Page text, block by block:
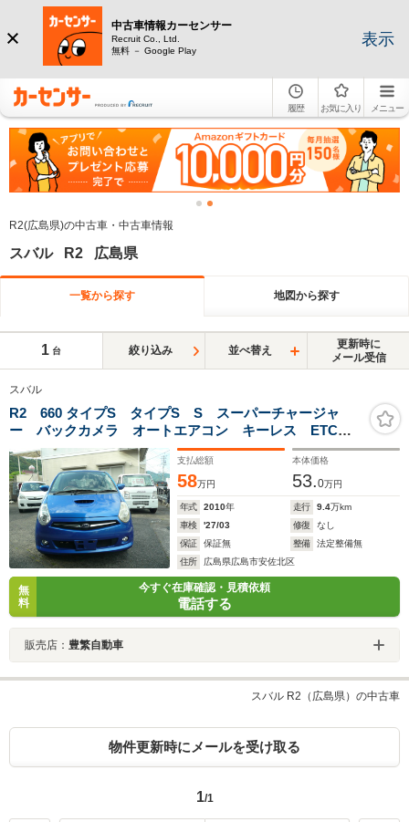
中古車情報カーセンサー
Recruit Co., Ltd.
無料 － Google Play
表示
履歴 お気に入り メニュー
R2(広島県)の中古車・中古車情報
スバル R2 広島県
一覧から探す 地図から探す
1 台 絞り込み 並べ替え
更新時に
メール受信
スバル
R2 660 タイプS タイプS S スーパーチャージャ
ー バックカメラ オートエアコン キーレス ETC
シートカバー有
支払総額
58万円
本体価格
53.0万円
年式 2010年 走行 9.4万km
車検
'27/03 修復
なし
保証
保証無 整備
法定整備無
住所
広島県広島市安佐北区
無
料
今すぐ在庫確認・見積依頼
電話する
販売店： 豊繁自動車
スバル R2（広島県）の中古車
物件更新時にメールを受け取る
1/1